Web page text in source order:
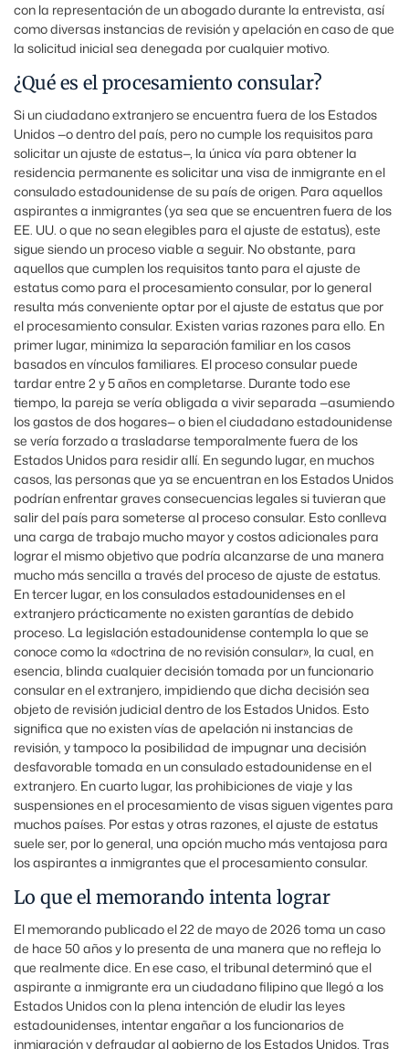
con la representación de un abogado durante la entrevista, así
como diversas instancias de revisión y apelación en caso de que
la solicitud inicial sea denegada por cualquier motivo.
¿Qué es el procesamiento consular?
Si un ciudadano extranjero se encuentra fuera de los Estados
Unidos —o dentro del país, pero no cumple los requisitos para
solicitar un ajuste de estatus—, la única vía para obtener la
residencia permanente es solicitar una visa de inmigrante en el
consulado estadounidense de su país de origen. Para aquellos
aspirantes a inmigrantes (ya sea que se encuentren fuera de los
EE. UU. o que no sean elegibles para el ajuste de estatus), este
sigue siendo un proceso viable a seguir. No obstante, para
aquellos que cumplen los requisitos tanto para el ajuste de
estatus como para el procesamiento consular, por lo general
resulta más conveniente optar por el ajuste de estatus que por
el procesamiento consular. Existen varias razones para ello. En
primer lugar, minimiza la separación familiar en los casos
basados ​​en vínculos familiares. El proceso consular puede
tardar entre 2 y 5 años en completarse. Durante todo ese
tiempo, la pareja se vería obligada a vivir separada —asumiendo
los gastos de dos hogares— o bien el ciudadano estadounidense
se vería forzado a trasladarse temporalmente fuera de los
Estados Unidos para residir allí. En segundo lugar, en muchos
casos, las personas que ya se encuentran en los Estados Unidos
podrían enfrentar graves consecuencias legales si tuvieran que
salir del país para someterse al proceso consular. Esto conlleva
una carga de trabajo mucho mayor y costos adicionales para
lograr el mismo objetivo que podría alcanzarse de una manera
mucho más sencilla a través del proceso de ajuste de estatus.
En tercer lugar, en los consulados estadounidenses en el
extranjero prácticamente no existen garantías de debido
proceso. La legislación estadounidense contempla lo que se
conoce como la «doctrina de no revisión consular», la cual, en
esencia, blinda cualquier decisión tomada por un funcionario
consular en el extranjero, impidiendo que dicha decisión sea
objeto de revisión judicial dentro de los Estados Unidos. Esto
significa que no existen vías de apelación ni instancias de
revisión, y tampoco la posibilidad de impugnar una decisión
desfavorable tomada en un consulado estadounidense en el
extranjero. En cuarto lugar, las prohibiciones de viaje y las
suspensiones en el procesamiento de visas siguen vigentes para
muchos países. Por estas y otras razones, el ajuste de estatus
suele ser, por lo general, una opción mucho más ventajosa para
los aspirantes a inmigrantes que el procesamiento consular.
Lo que el memorando intenta lograr
El memorando publicado el 22 de mayo de 2026 toma un caso
de hace 50 años y lo presenta de una manera que no refleja lo
que realmente dice. En ese caso, el tribunal determinó que el
aspirante a inmigrante era un ciudadano filipino que llegó a los
Estados Unidos con la plena intención de eludir las leyes
estadounidenses, intentar engañar a los funcionarios de
inmigración y defraudar al gobierno de los Estados Unidos. Tras